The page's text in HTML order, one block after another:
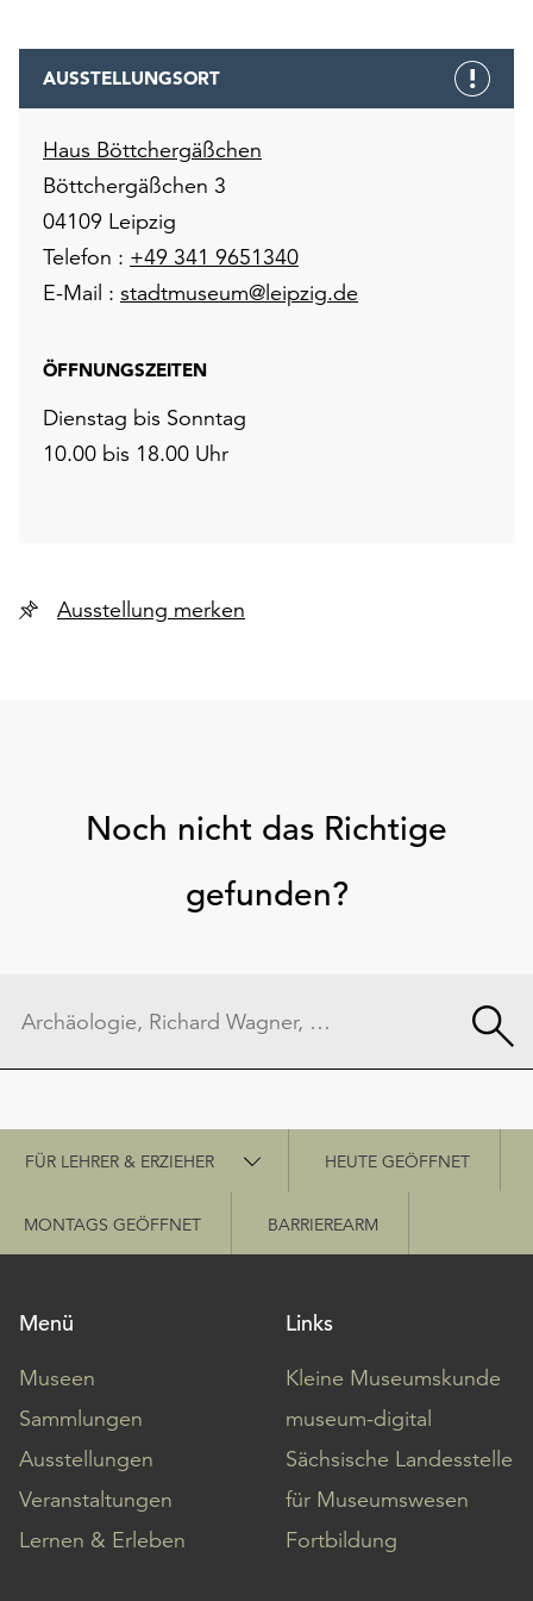
AUSSTELLUNGSORT
Haus Böttchergäßchen
Böttchergäßchen 3
04109 Leipzig
Telefon : +49 341 9651340
E-Mail : stadtmuseum@leipzig.de
ÖFFNUNGSZEITEN
Dienstag bis Sonntag
10.00 bis 18.00 Uhr
Ausstellung merken
Noch nicht das Richtige
gefunden?
Schnellzugriff
FÜR LEHRER & ERZIEHER HEUTE GEÖFFNET
MONTAGS GEÖFFNET BARRIEREARM
Menü
Museen
Sammlungen
Ausstellungen
Veranstaltungen
Lernen & Erleben
Links
Kleine Museumskunde
museum-digital
Sächsische Landesstelle
für Museumswesen
Fortbildung